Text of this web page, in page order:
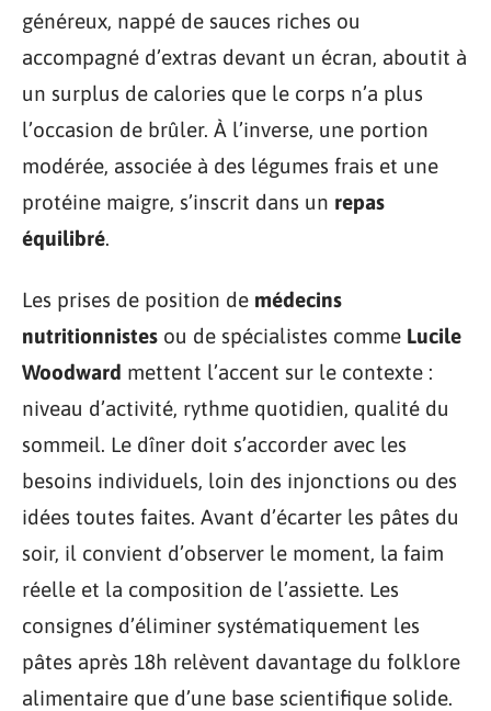
généreux, nappé de sauces riches ou
accompagné d’extras devant un écran, aboutit à
un surplus de calories que le corps n’a plus
l’occasion de brûler. À l’inverse, une portion
modérée, associée à des légumes frais et une
protéine maigre, s’inscrit dans un repas
équilibré.
Les prises de position de médecins
nutritionnistes ou de spécialistes comme Lucile
Woodward mettent l’accent sur le contexte :
niveau d’activité, rythme quotidien, qualité du
sommeil. Le dîner doit s’accorder avec les
besoins individuels, loin des injonctions ou des
idées toutes faites. Avant d’écarter les pâtes du
soir, il convient d’observer le moment, la faim
réelle et la composition de l’assiette. Les
consignes d’éliminer systématiquement les
pâtes après 18h relèvent davantage du folklore
alimentaire que d’une base scientifique solide.